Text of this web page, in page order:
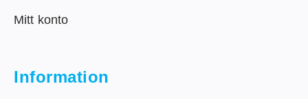
Mitt konto
Information